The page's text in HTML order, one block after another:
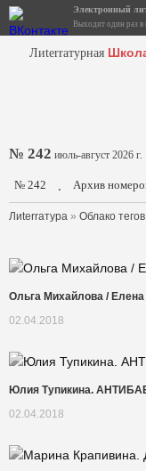
Электронный
Выходит один раз в
Лиterraтурная
№ 242 июль-август 2026 г.
№ 242 . Архив
Лиterraтура » Облако тегов
Ольга Михайлова /
02.04.2018
Юлия Тупикина.
02.04.2018